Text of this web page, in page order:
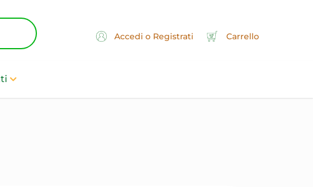
Accedi o Registrati Carrello